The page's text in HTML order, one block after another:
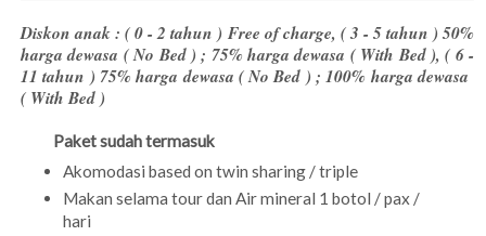
Diskon anak : ( 0 - 2 tahun ) Free of charge, ( 3 - 5 tahun ) 50%
harga dewasa ( No Bed ) ; 75% harga dewasa ( With Bed ), ( 6 -
11 tahun ) 75% harga dewasa ( No Bed ) ; 100% harga dewasa
( With Bed )
Paket sudah termasuk
Akomodasi based on twin sharing / triple
Makan selama tour dan Air mineral 1 botol / pax /
hari